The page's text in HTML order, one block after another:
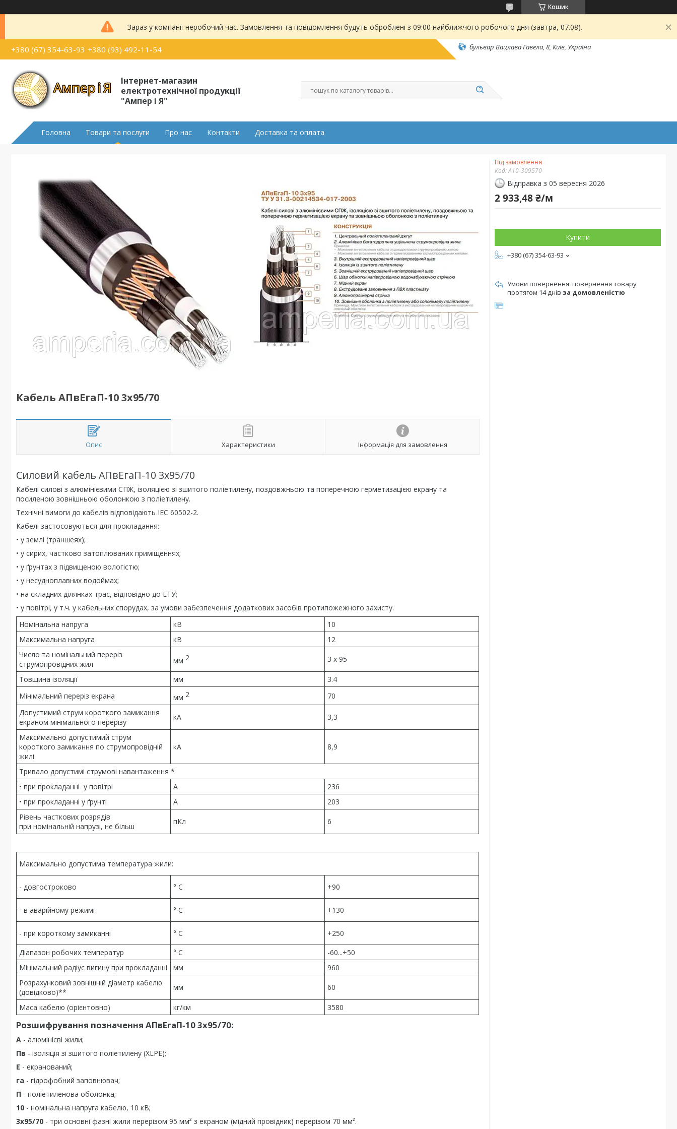
Кошик
Зараз у компанії неробочий час. Замовлення та повідомлення будуть оброблені з 09:00 найближчого робочого дня (завтра, 07.08).
+380 (67) 354-63-93 +380 (93) 492-11-54 бульвар Вацлава Гавела, 8, Київ, Україна
Інтернет-магазин
електротехнічної продукції
"Ампер і Я"
Головна Товари та послуги Про нас Контакти Доставка та оплата
Кабель АПвЕгаП‑10 3х95/70
Опис Характеристики Інформація для замовлення
Силовий кабель АПвЕгаП-10 3х95/70
Кабелі силові з алюмінієвими СПЖ, ізоляцією зі зшитого поліетилену, поздовжньою та поперечною герметизацією екрану та
посиленою зовнішньою оболонкою з поліетилену.
Технічні вимоги до кабелів відповідають IEC 60502-2.
Кабелі застосовуються для прокладання:
• у землі (траншеях);
• у сирих, частково затоплюваних приміщеннях;
• у ґрунтах з підвищеною вологістю;
• у несудноплавних водоймах;
• на складних ділянках трас, відповідно до ЕТУ;
• у повітрі, у т.ч. у кабельних спорудах, за умови забезпечення додаткових засобів протипожежного захисту.
Номінальна напруга
кВ
10
Максимальна напруга
кВ
12
Число та номінальний переріз
струмопровідних жил
мм 2 3 x 95
Товщина ізоляції мм
3.4
Мінімальний переріз екрана
мм 2
70
Допустимий струм короткого замикання
екраном мінімального перерізу
кА 3,3
Максимально допустимий струм
короткого замикання по струмопровідній
жилі
кА 8,9
Тривало допустимі струмові навантаження *
• при прокладанні у повітрі
А
236
• при прокладанні у ґрунті
А
203
Рівень часткових розрядів
при номінальній напрузі, не більш
пКл 6
Максимально допустима температура жили:
- довгостроково ° С +90
- в аварійному режимі ° С +130
- при короткому замиканні ° С
+250
Діапазон робочих температур
° С
-60...+50
Мінімальний радіус вигину при прокладанні
мм
960
Розрахунковий зовнішній діаметр кабелю
(довідково)**
мм 60
Маса кабелю (орієнтовно) кг/км 3580
Розшифрування позначення АПвЕгаП‑10 3х95/70:
А - алюмінієві жили;
Пв - ізоляція зі зшитого поліетилену (XLPE);
Е - екранований;
га - гідрофобний заповнювач;
П - поліетиленова оболонка;
10 - номінальна напруга кабелю, 10 кВ;
3х95/70 - три основні фазні жили перерізом 95 мм² з екраном (мідний провідник) перерізом 70 мм².
Під замовлення
Код:А10-309570
Відправка з 05 вересня 2026
2 933,48 ₴/м
Купити
+380 (67) 354-63-93
повернення товару
протягом 14 днів за домовленістю